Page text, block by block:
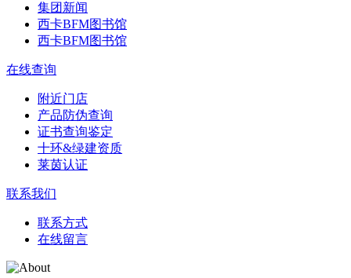
集团新闻
西卡BFM图书馆
西卡BFM图书馆
在线查询
附近门店
产品防伪查询
证书查询鉴定
十环&绿建资质
莱茵认证
联系我们
联系方式
在线留言